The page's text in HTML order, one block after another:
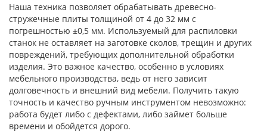
Наша техника позволяет обрабатывать древесно-
стружечные плиты толщиной от 4 до 32 мм с
погрешностью ±0,5 мм. Используемый для распиловки
станок не оставляет на заготовке сколов, трещин и других
повреждений, требующих дополнительной обработки
изделия. Это важное качество, особенно в условиях
мебельного производства, ведь от него зависит
долговечность и внешний вид мебели. Получить такую
точность и качество ручным инструментом невозможно:
работа будет либо с дефектами, либо займет больше
времени и обойдется дорого.